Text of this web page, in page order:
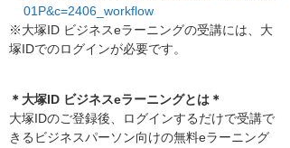
01P&c=2406_workflow
※大塚ID ビジネスeラーニングの受講には、大
塚IDでのログインが必要です。
＊大塚ID ビジネスeラーニングとは＊
大塚IDのご登録後、ログインするだけで受講で
きるビジネスパーソン向けの無料eラーニング